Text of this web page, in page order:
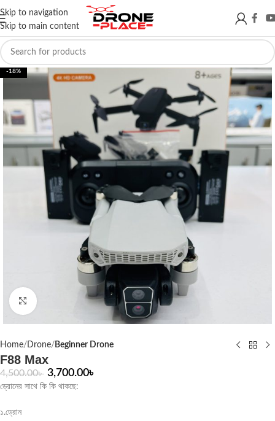
Skip to navigation
Skip to main content
-18%
Click to enlarge
Home Drone Beginner Drone
F88 Max
4,500.00৳ 3,700.00৳
ড্রোনের সাথে কি কি থাকছে:
১.ড্রোন